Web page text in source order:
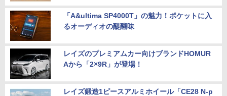
「A&ultima SP4000T」の魅力！ポケットに入
るオーディオの醍醐味
レイズのプレミアムカー向けブランドHOMUR
Aから「2×9R」が登場！
レイズ鍛造1ピースアルミホイール「CE28 N-p